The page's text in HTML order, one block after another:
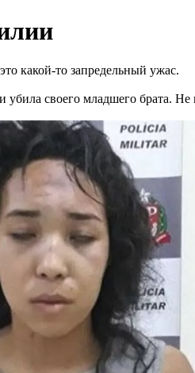
какой-то запредельный ужас.
своего младшего брата.